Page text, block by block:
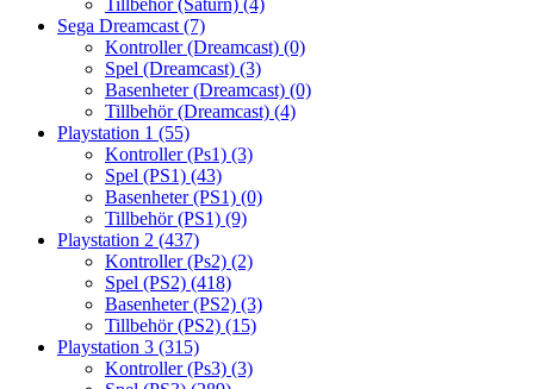
Tillbehör (Saturn) (4)
Sega Dreamcast (7)
Kontroller (Dreamcast) (0)
Spel (Dreamcast) (3)
Basenheter (Dreamcast) (0)
Tillbehör (Dreamcast) (4)
Playstation 1 (55)
Kontroller (Ps1) (3)
Spel (PS1) (43)
Basenheter (PS1) (0)
Tillbehör (PS1) (9)
Playstation 2 (437)
Kontroller (Ps2) (2)
Spel (PS2) (418)
Basenheter (PS2) (3)
Tillbehör (PS2) (15)
Playstation 3 (315)
Kontroller (Ps3) (3)